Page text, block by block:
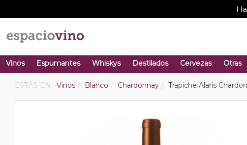
Vinos Espumantes Whiskys Destilados Cervezas Otras
ESTÁS EN: Vinos Blanco Chardonnay Trapiche Alaris